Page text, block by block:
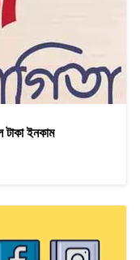
ইনকাম